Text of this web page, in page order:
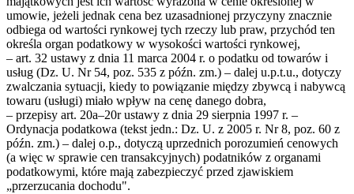
umowie, jeżeli jednak cena bez uzasadnionej przyczyny znacznie
odbiega od wartości rynkowej tych rzeczy lub praw, przychód ten
określa organ podatkowy w wysokości wartości rynkowej,
– art. 32 ustawy z dnia 11 marca 2004 r. o podatku od towarów i
usług (Dz. U. Nr 54, poz. 535 z późn. zm.) – dalej u.p.t.u., dotyczy
zwalczania sytuacji, kiedy to powiązanie między zbywcą i nabywcą
towaru (usługi) miało wpływ na cenę danego dobra,
– przepisy art. 20a–20r ustawy z dnia 29 sierpnia 1997 r. –
Ordynacja podatkowa (tekst jedn.: Dz. U. z 2005 r. Nr 8, poz. 60 z
późn. zm.) – dalej o.p., dotyczą uprzednich porozumień cenowych
(a więc w sprawie cen transakcyjnych) podatników z organami
podatkowymi, które mają zabezpieczyć przed zjawiskiem
„przerzucania dochodu".